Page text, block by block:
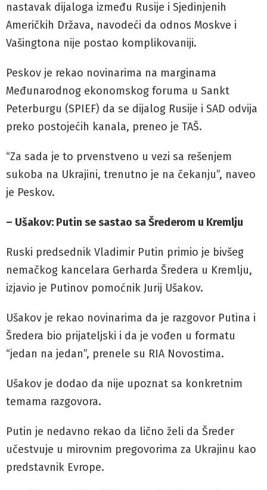
nastavak dijaloga između Rusije i Sjedinjenih
Američkih Država, navodeći da odnos Moskve i
Vašingtona nije postao komplikovaniji.
Peskov je rekao novinarima na marginama
Međunarodnog ekonomskog foruma u Sankt
Peterburgu (SPIEF) da se dijalog Rusije i SAD odvija
preko postojećih kanala, preneo je TAŠ.
“Za sada je to prvenstveno u vezi sa rešenjem
sukoba na Ukrajini, trenutno je na čekanju”, naveo
je Peskov.
– Ušakov: Putin se sastao sa Šrederom u Kremlju
Ruski predsednik Vladimir Putin primio je bivšeg
nemačkog kancelara Gerharda Šredera u Kremlju,
izjavio je Putinov pomoćnik Jurij Ušakov.
Ušakov je rekao novinarima da je razgovor Putina i
Šredera bio prijateljski i da je vođen u formatu
“jedan na jedan”, prenele su RIA Novostima.
Ušakov je dodao da nije upoznat sa konkretnim
temama razgovora.
Putin je nedavno rekao da lično želi da Šreder
učestvuje u mirovnim pregovorima za Ukrajinu kao
predstavnik Evrope.